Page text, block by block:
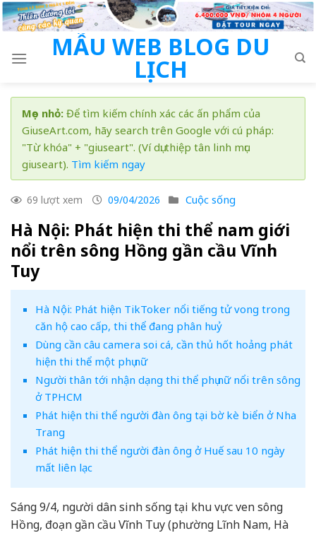
Skip
to
MẪU WEB BLOG DU
LỊCH
Mẹo nhỏ: Để tìm kiếm chính xác các ấn phẩm của
GiuseArt.com, hãy search trên Google với cú pháp:
"Từ khóa" + "giuseart". (Ví dụ: thiệp tân linh mục
giuseart). Tìm kiếm ngay
69 lượt xem 09/04/2026 Cuộc sống
Hà Nội: Phát hiện thi thể nam giới
nổi trên sông Hồng gần cầu Vĩnh
Tuy
Hà Nội: Phát hiện TikToker nổi tiếng tử vong trong
căn hộ cao cấp, thi thể đang phân huỷ
Dùng cần câu camera soi cá, cần thủ hốt hoảng phát
hiện thi thể một phụ nữ
Người thân tới nhận dạng thi thể phụ nữ nổi trên sông
ở TPHCM
Phát hiện thi thể người đàn ông tại bờ kè biển ở Nha
Trang
Phát hiện thi thể người đàn ông ở Huế sau 10 ngày
mất liên lạc
Sáng 9/4, người dân sinh sống tại khu vực ven sông
Hồng, đoạn gần cầu Vĩnh Tuy (phường Lĩnh Nam, Hà